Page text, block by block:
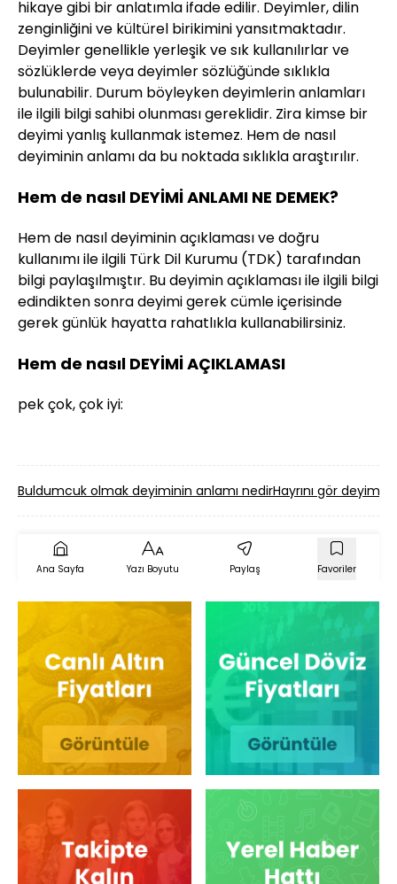
hikaye gibi bir anlatımla ifade edilir. Deyimler, dilin
zenginliğini ve kültürel birikimini yansıtmaktadır.
Deyimler genellikle yerleşik ve sık kullanılırlar ve
sözlüklerde veya deyimler sözlüğünde sıklıkla
bulunabilir. Durum böyleyken deyimlerin anlamları
ile ilgili bilgi sahibi olunması gereklidir. Zira kimse bir
deyimi yanlış kullanmak istemez. Hem de nasıl
deyiminin anlamı da bu noktada sıklıkla araştırılır.
Hem de nasıl DEYİMİ ANLAMI NE DEMEK?
Hem de nasıl deyiminin açıklaması ve doğru
kullanımı ile ilgili Türk Dil Kurumu (TDK) tarafından
bilgi paylaşılmıştır. Bu deyimin açıklaması ile ilgili bilgi
edindikten sonra deyimi gerek cümle içerisinde
gerek günlük hayatta rahatlıkla kullanabilirsiniz.
Hem de nasıl DEYİMİ AÇIKLAMASI
pek çok, çok iyi:
Buldumcuk olmak deyiminin anlamı nedirHayrını gör
Ana Sayfa Yazı Boyutu Paylaş Favoriler